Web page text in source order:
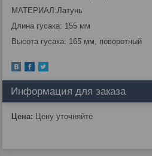
МАТЕРИАЛ:Латунь
Длина гусака: 155 мм
Высота гусака: 165 мм, поворотный
Информация для заказа
Цена: Цену уточняйте